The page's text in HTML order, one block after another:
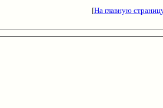
[На главную